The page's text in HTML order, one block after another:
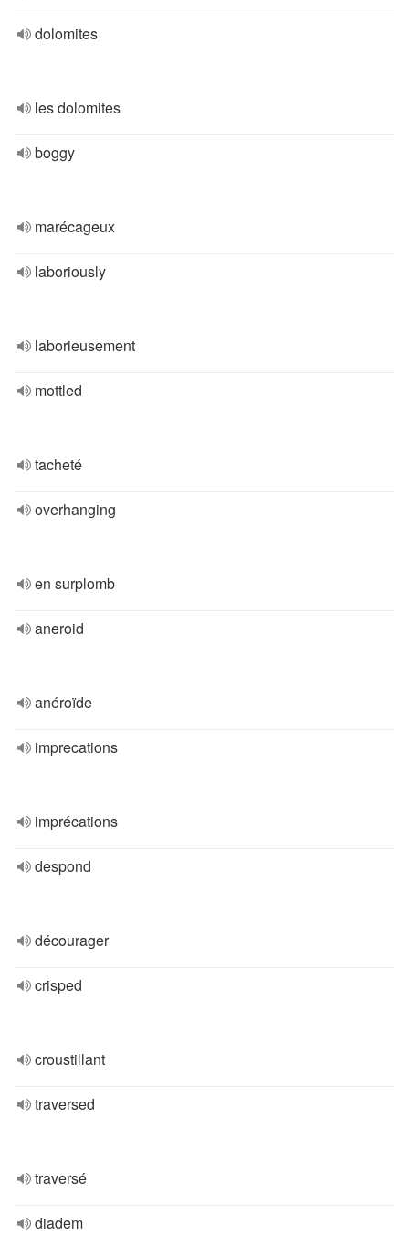
dolomites
les dolomites
boggy
marécageux
laboriously
laborieusement
mottled
tacheté
overhanging
en surplomb
aneroid
anéroïde
imprecations
imprécations
despond
décourager
crisped
croustillant
traversed
traversé
diadem